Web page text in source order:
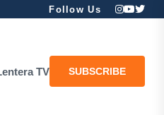
Follow Us
TV SUBSCRIBE